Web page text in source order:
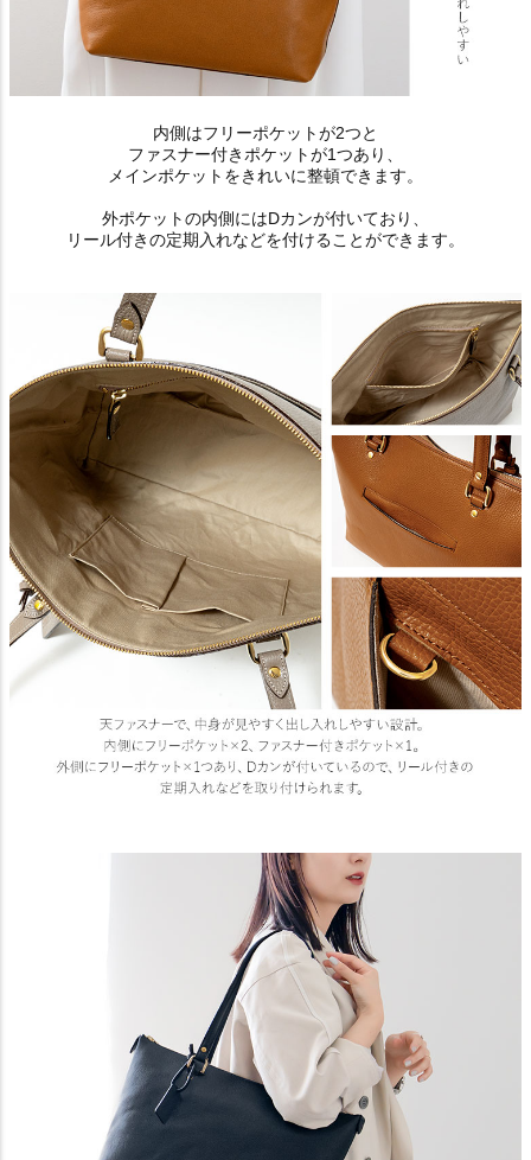
内側はフリーポケットが2つと
ファスナー付きポケットが1つあり、
メインポケットをきれいに整頓できます。
外ポケットの内側にはDカンが付いており、
リール付きの定期入れなどを付けることができます。